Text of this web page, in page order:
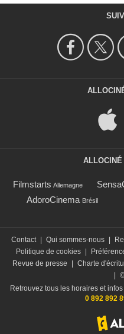
Filmstarts Allemagne
AdoroCinema Brésil
Contact Qui sommes-nous
Politique de cookies
Revue de presse
Charte
Retrouvez tous les horaires et
0 892 892